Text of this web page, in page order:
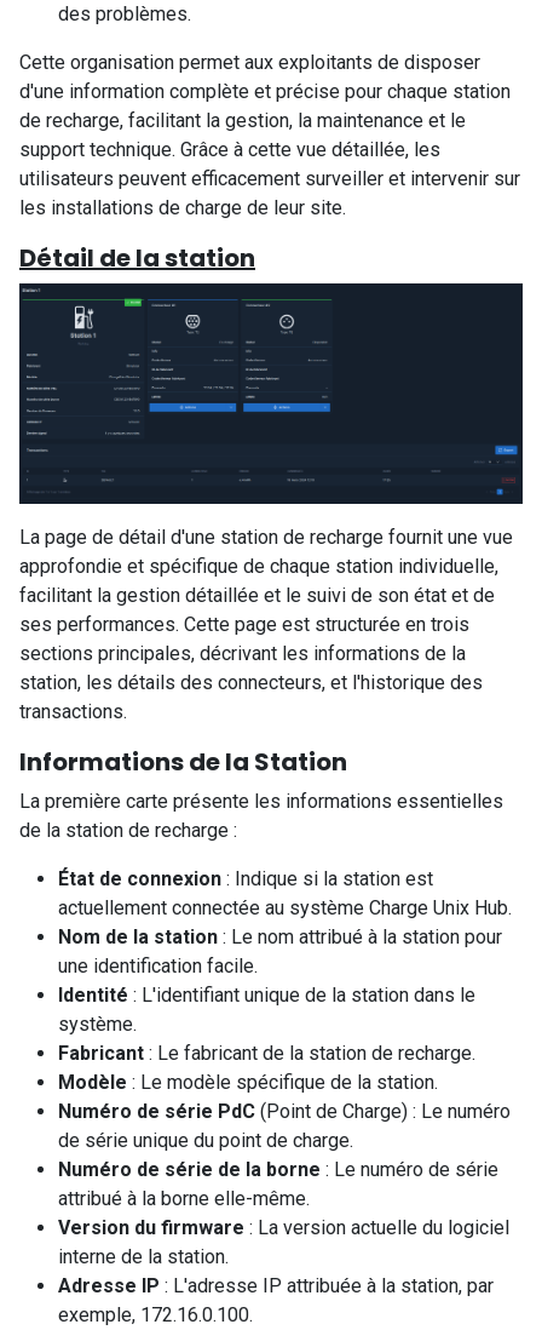
des problèmes.
Cette organisation permet aux exploitants de disposer
d'une information complète et précise pour chaque station
de recharge, facilitant la gestion, la maintenance et le
support technique. Grâce à cette vue détaillée, les
utilisateurs peuvent efficacement surveiller et intervenir sur
les installations de charge de leur site.
Détail de la station
La page de détail d'une station de recharge fournit une vue
approfondie et spécifique de chaque station individuelle,
facilitant la gestion détaillée et le suivi de son état et de
ses performances. Cette page est structurée en trois
sections principales, décrivant les informations de la
station, les détails des connecteurs, et l'historique des
transactions.
Informations de la Station
La première carte présente les informations essentielles
de la station de recharge :
État de connexion : Indique si la station est
actuellement connectée au système Charge Unix Hub.
Nom de la station : Le nom attribué à la station pour
une identification facile.
Identité : L'identifiant unique de la station dans le
système.
Fabricant : Le fabricant de la station de recharge.
Modèle : Le modèle spécifique de la station.
Numéro de série PdC (Point de Charge) : Le numéro
de série unique du point de charge.
Numéro de série de la borne : Le numéro de série
attribué à la borne elle-même.
Version du firmware : La version actuelle du logiciel
interne de la station.
Adresse IP : L'adresse IP attribuée à la station, par
exemple, 172.16.0.100.